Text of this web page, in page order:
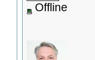
Offline